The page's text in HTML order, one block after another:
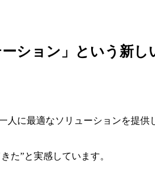
ション」という新
に最適なソリューションを提供
た”と実感しています。